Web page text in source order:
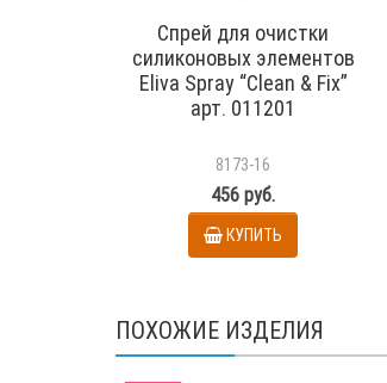
Спрей для очистки
силиконовых элементов
Eliva Spray “Clean & Fix”
арт. 011201
8173-16
456 руб.
КУПИТЬ
ПОХОЖИЕ ИЗДЕЛИЯ